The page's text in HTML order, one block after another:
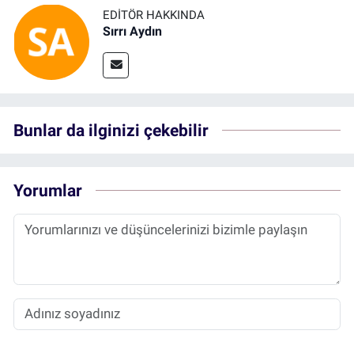
EDITÖR HAKKINDA
Sırrı Aydın
Bunlar da ilginizi çekebilir
Yorumlar